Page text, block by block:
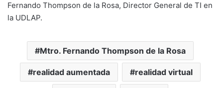
Fernando Thompson de la Rosa, Director General de TI en
la UDLAP.
Mtro. Fernando Thompson de la Rosa
realidad aumentada realidad virtual